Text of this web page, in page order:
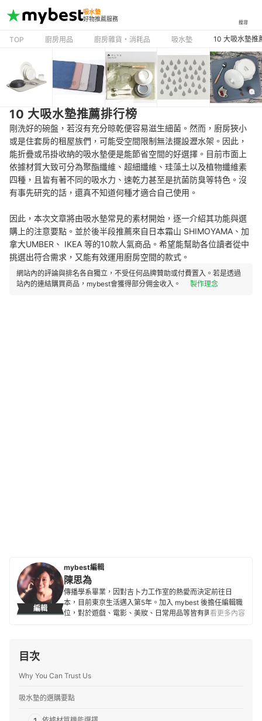
吸水墊
好物推薦服務
搜尋
TOP 廚房用品 廚房雜貨・消耗品 吸水墊 10 大吸水墊推
10 大吸水墊推薦排行榜
剛洗好的碗盤，若沒有充分晾乾便容易滋生細菌。然而，廚房狹小
或是住套房的租屋族們，可能受空間限制無法擺設瀝水架。因此，
能折疊或吊掛收納的吸水墊便是能節省空間的好選擇。目前市面上
依據材質大致可分為聚酯纖維、超細纖維、珪藻土以及植物纖維素
四種，且皆有著不同的吸水力、速乾力甚至是抗菌防臭等特色。沒
有事先研究的話，還真不知道何種才適合自己使用。
因此，本次文章將由吸水墊常見的素材開始，逐一介紹其功能與選
購上的注意要點。並於後半段推薦來自日本霜山 SHIMOYAMA、加
拿大UMBER、 IKEA 等的10款人氣商品。希望能幫助各位讀者從中
挑選出符合需求，又能有效運用廚房空間的款式。
網站內的評論與排名各自獨立，不受任何品牌贊助或付費置入。若是透過
站內的連結購買商品，mybest會獲得部分佣金收入。
製作理念
編輯
mybest編輯
陳思為
傳播學系畢業，因對吉卜力工作室的熱愛而決定前往日
本，目前東京生活邁入第5年。加入 mybest 後擔任編輯職
位，對於遊戲、電影、美妝、日常用品等皆有興趣及研究
看更多內容
目次
Why You Can Trust Us
吸水墊的選購要點